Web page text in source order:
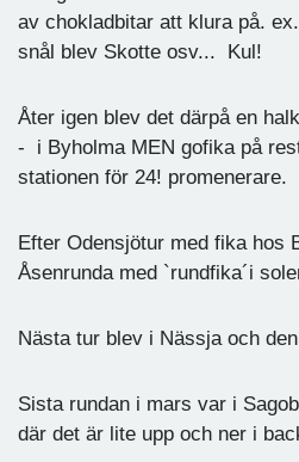
av chokladbitar att klura på.
snål blev Skotte osv... Kul!
Åter igen blev det därpå en
- i Byholma MEN gofika på
stationen för 24! promenerare.
Efter Odensjötur med fika hos
Åsenrunda med `rundfika´i
Nästa tur blev i Nässja och
Sista rundan i mars var i
där det är lite upp och ner i